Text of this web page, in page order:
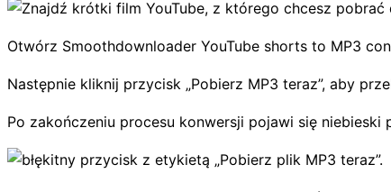
Otwórz Smoothdownloader YouTube shorts to MP3
Następnie kliknij przycisk „Pobierz MP3 teraz”, aby
Po zakończeniu procesu konwersji pojawi się niebieski